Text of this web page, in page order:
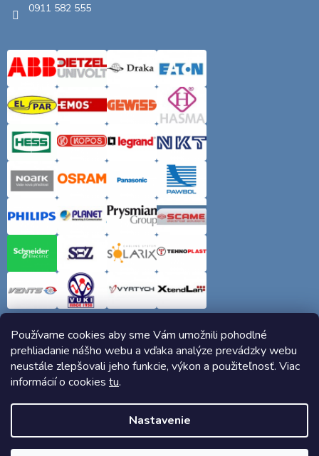
Používame cookies aby sme Vám umožnili pohodlné
prehliadanie nášho webu a vďaka analýze prevádzky webu
neustále zlepšovali jeho funkcie, výkon a použiteľnosť. Viac
informácií o cookies tu.
Nastavenie
0911 582 555
Copyright 2026Elektro-siete.sk. Všetky práva vyhradené.
Vytvoril Shoptet